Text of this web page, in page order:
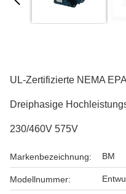
UL-Zertifizierte NEMA
Dreiphasige
230/460V 575V
Markenbezeichnung: BM
Modellnummer: